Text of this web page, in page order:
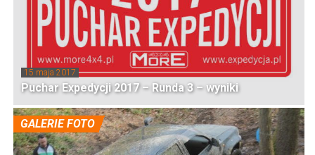
15 maja 2017
Puchar Expedycji 2017 – Runda 3 – wyniki
GALERIE FOTO